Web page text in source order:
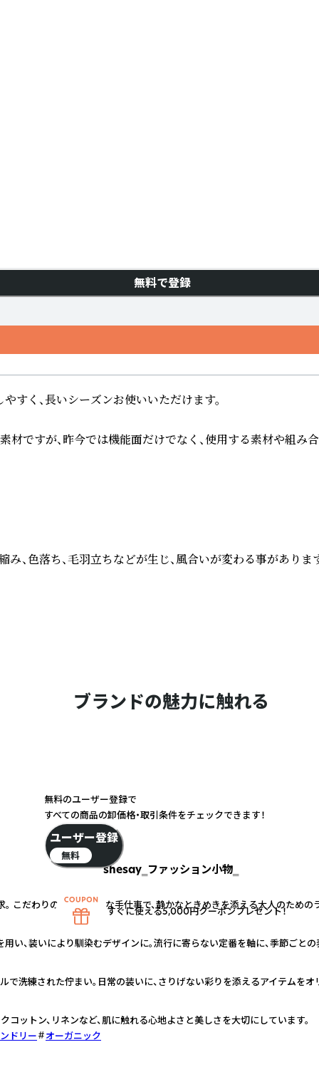
無料で登録
く、長いシーズンお使いいただけます。
すが、昨今では機能面だけでなく、使用する素材や組み
落ち、毛羽立ちなどが生じ、風合いが変わる事があ
ブランドの魅力に触れる
shesay‗ファッション小物‗
こだわりの素材と丁寧な手仕事で、静かなときめきを添える大人のための
い、装いにより馴染むデザインに。流行に寄らない定番を軸に、季節ごとの
で洗練された佇まい。日常の装いに、さりげない彩りを添えるアイテムをオ
コットン、リネンなど、肌に触れる心地よさと美しさを大切にしています。
ドリー
オーガニック
無料のユーザー登録で
すべての商品の卸価格・取引条件をチェックできます！
ユーザー登録
無料
すぐに使える5,000円クーポンプレゼント！